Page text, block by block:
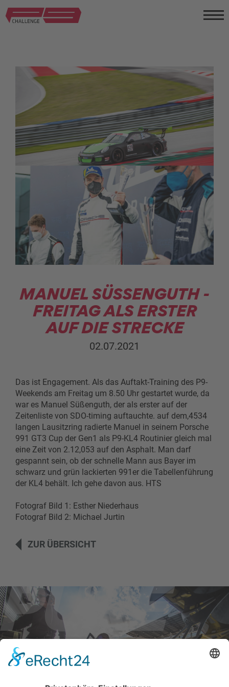
MANUEL SÜSSENGUTH - F
REITAG ALS ERSTER A
UF DIE STRECKE
02.07.2021
Das ist Engagement. Als das Auftakt-Training des P9-
Weekends am Freitag um 8.50 Uhr gestartet wurde, da
war es Manuel Süßenguth, der als erster auf der
Zeitenliste von SDO-timing auftauchte. auf dem,4534
langen Lausitzring radierte Manuel in seinem Porsche
991 GT3 Cup der Gen1 als P9-KL4 Routinier gleich mal
eine Zeit von 2.12,053 auf den Asphalt. Man darf
gespannt sein, ob der schnelle Mann aus Bayer im
schwarz und grün lackierten 991er die Tabellenführung
der KL4 behält. Ich gehe davon aus. HTS
Fotograf Bild 1: Esther Niederhaus
Fotograf Bild 2: Michael Jurtin
ZUR ÜBERSICHT